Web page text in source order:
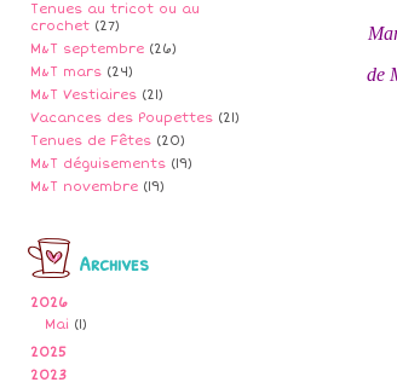
Tenues au tricot ou au
crochet (27)
M&T septembre (26)
M&T mars (24)
M&T Vestiaires (21)
Vacances des Poupettes (21)
Tenues de Fêtes (20)
M&T déguisements (19)
M&T novembre (19)
Archives
2026
Mai (1)
2025
2023
de